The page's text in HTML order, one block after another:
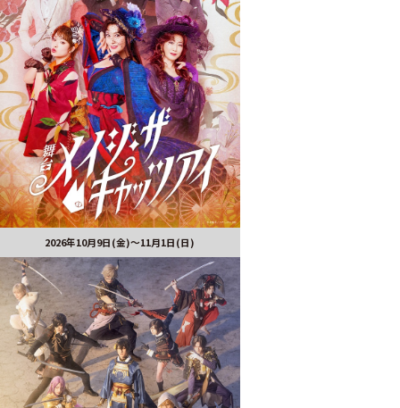
2026年10月9日(金)～11月1日(日)